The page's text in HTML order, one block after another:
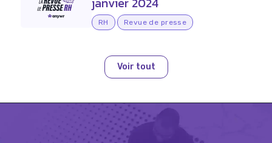
RH Revue de presse
Voir tout